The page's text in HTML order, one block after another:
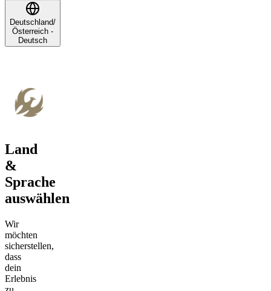
Deutschland/
Österreich -
Deutsch
Land
&
Sprache
auswählen
Wir
möchten
sicherstellen,
dass
dein
Erlebnis